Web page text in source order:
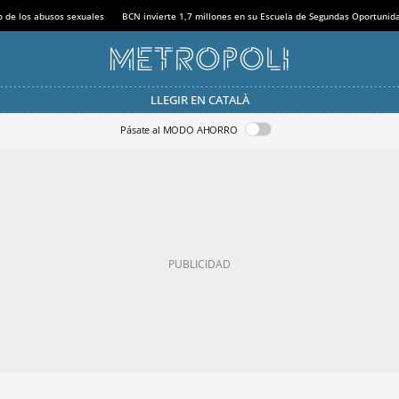
de los abusos sexuales BCN invierte 1,7 millones en su Escuela de Segundas
LLEGIR EN CATALÀ
Pásate al MODO AHORRO